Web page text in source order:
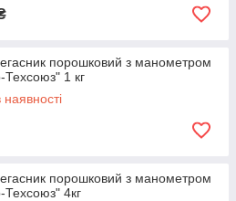
порошковий з манометром
1 кг
порошковий з манометром
4кг